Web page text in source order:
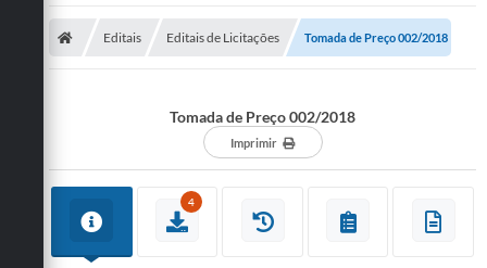
Editais Editais de Licitações Tomada de Preço 002/2018
Tomada de Preço 002/2018
Imprimir
4